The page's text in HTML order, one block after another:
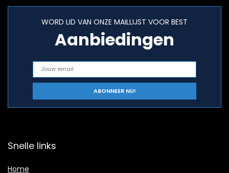
WORD LID VAN ONZE MAILLIJST VOOR BEST
Aanbiedingen
Snelle links
Home